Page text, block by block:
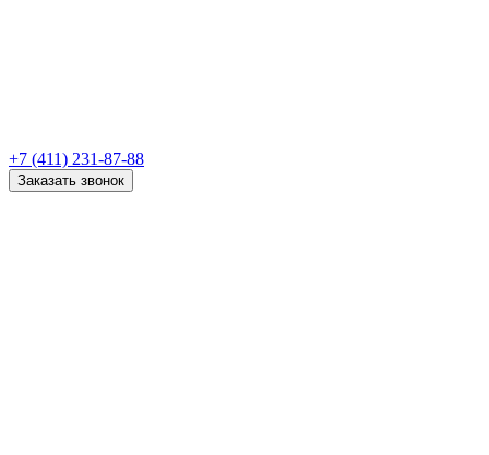
+7 (411) 231-87-88
Заказать звонок